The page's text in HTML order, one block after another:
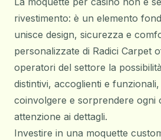
rivestimento: è un elemento
unisce design, sicurezza e
personalizzate di Radici Carpet
operatori del settore la
distintivi, accoglienti e
coinvolgere e sorprendere ogni
attenzione ai dettagli.
Investire in una moquette